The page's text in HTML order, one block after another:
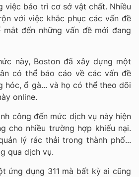
việc bảo trì cơ sở vật chất. Nhiều
với việc khắc phục các vấn đề
đến những vấn đề mới đang
này, Boston đã xây dựng một
có thể báo cáo về các vấn đề
hóc, ổ gà... và họ có thể theo dõi
online.
công đến mức dịch vụ này hiện
cho nhiều trường hợp khiếu nại.
lý rác thải trong thành phố...
qua dịch vụ.
ứng dụng 311 mà bất kỳ ai cũng